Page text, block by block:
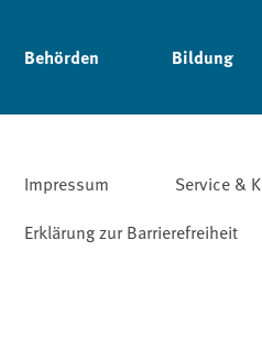
Behörden Bildung
Impressum Service &
Erklärung zur Barrierefreiheit